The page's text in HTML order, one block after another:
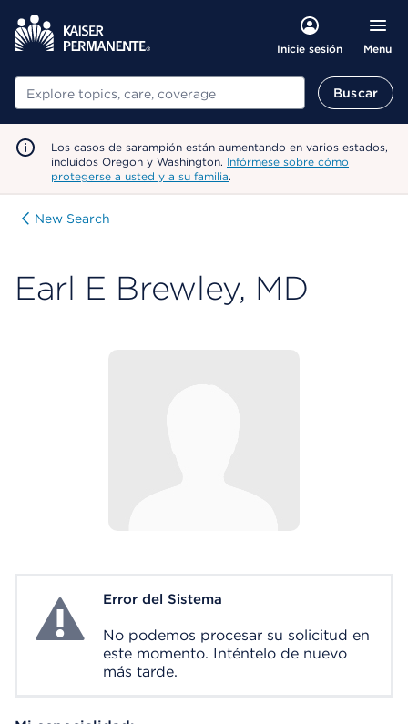
Inicie sesión Menu
Buscar Buscar
Los casos de sarampión están aumentando en varios estados,
incluidos Oregon y Washington. Infórmese sobre cómo
protegerse a usted y a su familia.
New Search
Earl E Brewley, MD
System ErrorError del Sistema
No podemos procesar su solicitud en
este momento. Inténtelo de nuevo
más tarde.